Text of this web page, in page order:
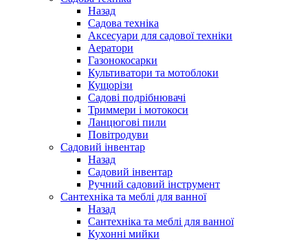
Назад
Садова техніка
Аксесуари для садової техніки
Аератори
Газонокосарки
Культиватори та мотоблоки
Кущорізи
Садові подрібнювачі
Триммери і мотокоси
Ланцюгові пили
Повітродуви
Садовий інвентар
Назад
Садовий інвентар
Ручний садовий інструмент
Сантехніка та меблі для ванної
Назад
Сантехніка та меблі для ванної
Кухонні мийки